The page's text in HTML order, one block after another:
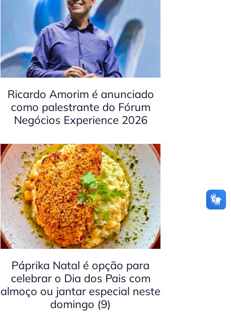
Ricardo Amorim é anunciado
como palestrante do Fórum
Negócios Experience 2026
Páprika Natal é opção para
celebrar o Dia dos Pais com
almoço ou jantar especial neste
domingo (9)